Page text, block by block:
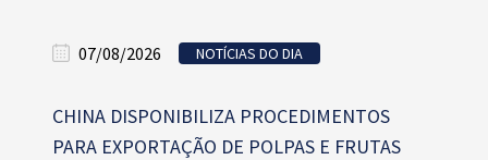
07/08/2026 NOTÍCIAS DO DIA
CHINA DISPONIBILIZA PROCEDIMENTOS
PARA EXPORTAÇÃO DE POLPAS E FRUTAS